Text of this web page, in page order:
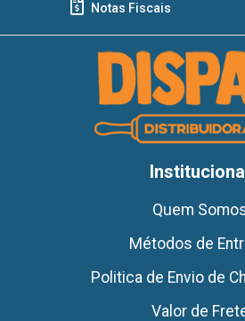
Notas Fiscais
Quem
Métodos de
Politica de Envio de
Valor de